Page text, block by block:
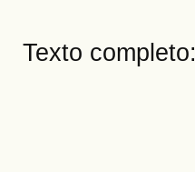
Texto completo: